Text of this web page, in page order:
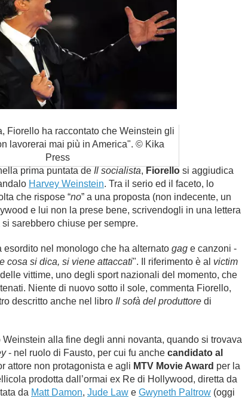
Fiorello ha raccontato che Weinstein gli
lavorerai mai più in America". © Kika
Press
prima puntata de Il socialista, Fiorello si aggiudica
Harvey Weinstein. Tra il serio ed il faceto, lo
che rispose “no” a una proposta (non indecente, un
e lui non la prese bene, scrivendogli in una lettera
sarebbero chiuse per sempre.
esordito nel monologo che ha alternato gag e canzoni -
cosa si dica, si viene attaccati". Il riferimento è al victim
vittime, uno degli sport nazionali del momento, che
Niente di nuovo sotto il sole, commenta Fiorello,
descritto anche nel libro Il sofà del produttore di
alla fine degli anni novanta, quando si trovava
- nel ruolo di Fausto, per cui fu anche candidato al
attore non protagonista e agli MTV Movie Award per la
prodotta dall’ormai ex Re di Hollywood, diretta da
da Matt Damon, Jude Law e Gwyneth Paltrow (oggi